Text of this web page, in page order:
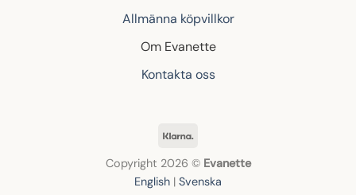
Allmänna köpvillkor
Om Evanette
Kontakta oss
Copyright 2026 © Evanette
English | Svenska